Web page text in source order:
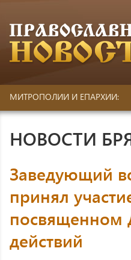
МИТРОПОЛИИ И ЕПАРХИИ:
НОВОСТИ
Заведующий
принял
посвященном
действий